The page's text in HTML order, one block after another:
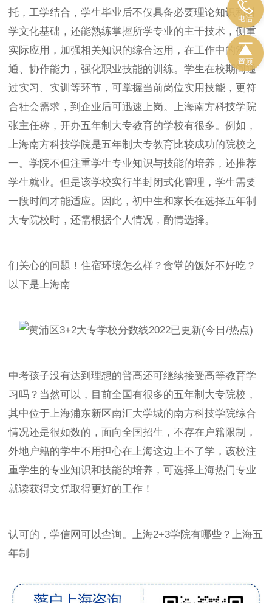
托，工学结合，学生毕业后不仅具备必要理论知识和科
学文化基础，还能熟练掌握所学专业的主干技术，侧重
实际应用，加强相关知识的综合运用，在工作中的沟
通、协作能力，强化职业技能的训练。学生在校期间通
过实习、实训等环节，可掌握当前岗位实用技能，更符
合社会需求，到企业后可迅速上岗。上海南方科技学院
张主任称，开办五年制大专教育的学校有很多。例如，
上海南方科技学院是五年制大专教育比较成功的院校之
一。学院不但注重学生专业知识与技能的培养，还推荐
学生就业。但是该学校实行半封闭式化管理，学生需要
一段时间才能适应。因此，初中生和家长在选择五年制
大专院校时，还需根据个人情况，酌情选择。
们关心的问题！住宿环境怎么样？食堂的饭好不好吃？
以下是上海南
中考孩子没有达到理想的普高还可继续接受高等教育学
习吗？当然可以，目前全国有很多的五年制大专院校，
其中位于上海浦东新区南汇大学城的南方科技学院综合
情况还是很如数的，面向全国招生，不存在户籍限制，
外地户籍的学生不用担心在上海这边上不了学，该校注
重学生的专业知识和技能的培养，可选择上海热门专业
就读获得文凭取得更好的工作！
认可的，学信网可以查询。上海2+3学院有哪些？上海五
年制